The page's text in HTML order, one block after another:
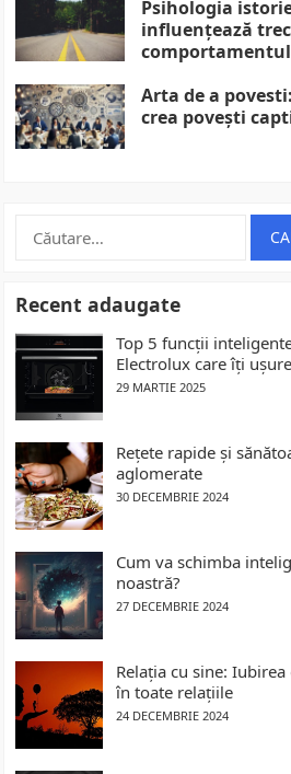
Psihologia
influențează
Arta de a
crea povești
Caută
Recent adaugate
Top 5 funcții
Electrolux care îți
29 MARTIE 2025
Rețete rapide și
aglomerate
30 DECEMBRIE 2024
Cum va schimba
noastră?
27 DECEMBRIE 2024
Relația cu sine:
în toate relațiile
24 DECEMBRIE 2024